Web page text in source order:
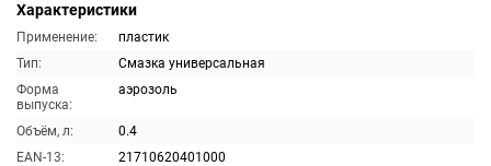
Характеристики
Применение:
пластик
Тип:
Смазка универсальная
Форма
выпуска:
аэрозоль
Объём, л:
0.4
EAN-13:
21710620401000